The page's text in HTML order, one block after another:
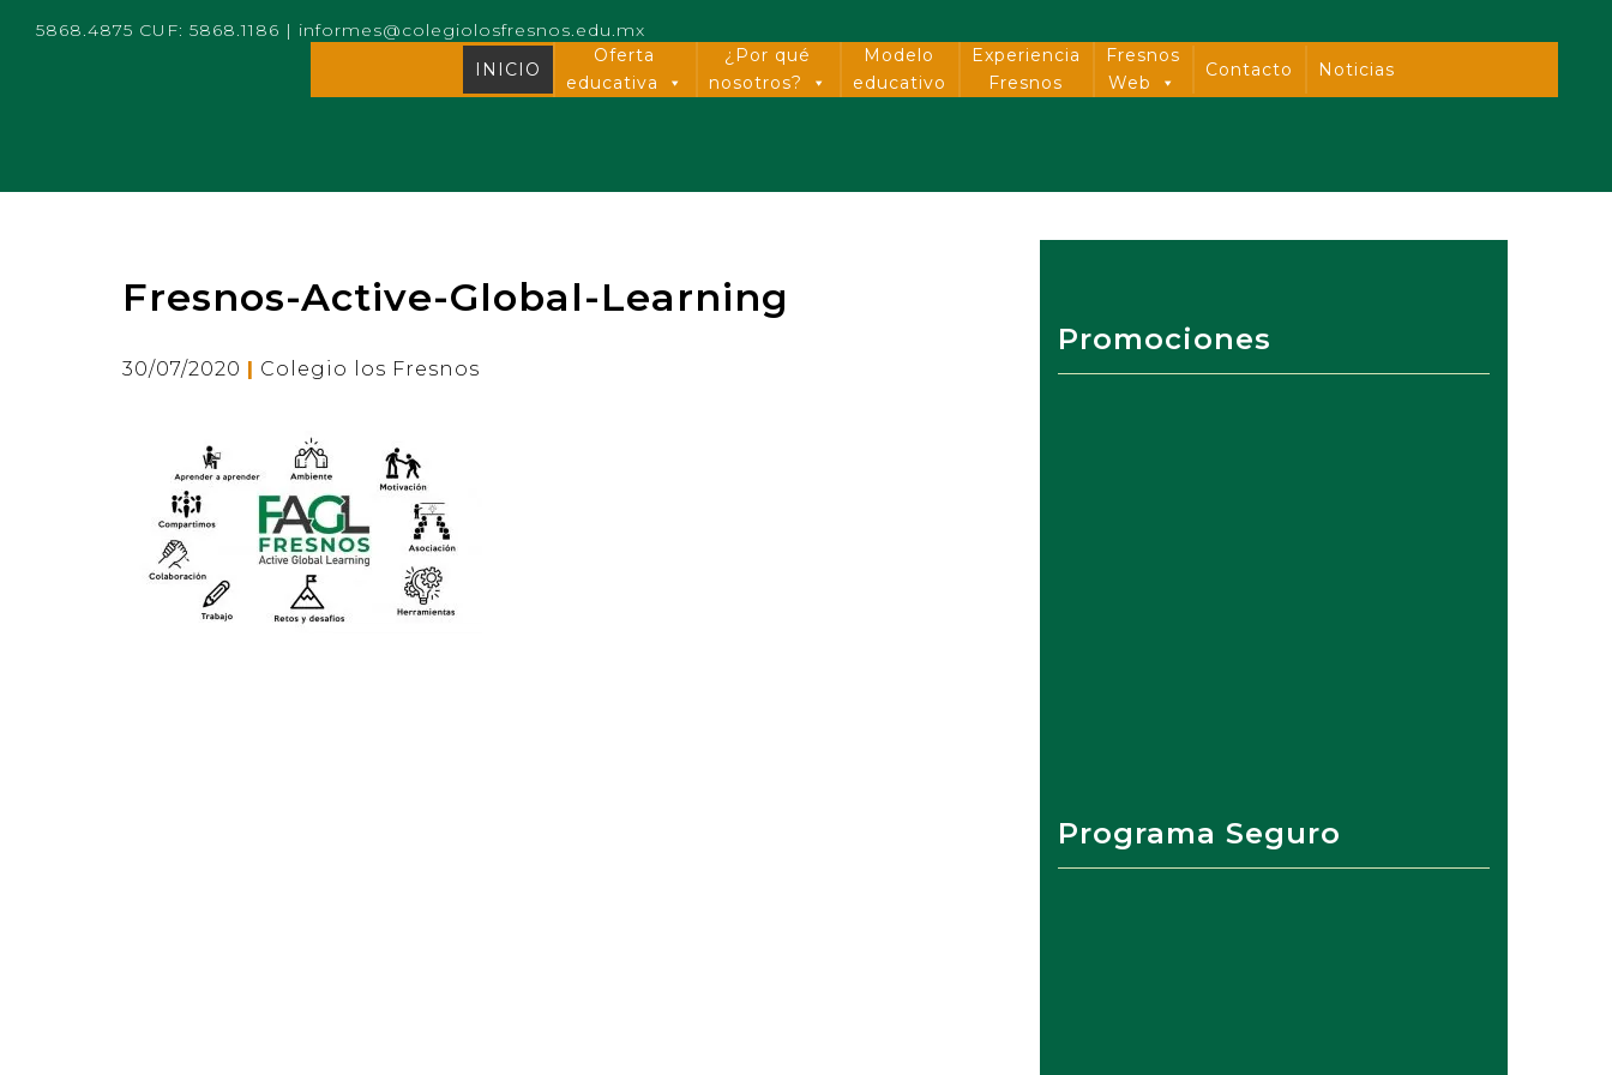
5868.4875 CUF: 5868.1186 | informes@colegiolosfresnos.edu.mx
INICIO
Oferta
educativa
¿Por qué
nosotros?
Modelo
educativo
Experiencia
Fresnos
Fresnos
Web
Contacto Noticias
Fresnos-Active-Global-Learning
30/07/2020 | Colegio los Fresnos
Promociones
Programa Seguro